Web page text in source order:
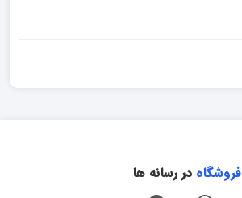
فروشگاه در رسانه ها